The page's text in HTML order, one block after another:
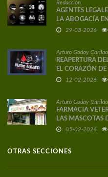
Redacción
AGENTES
LA ABOGACÍA
29-03-2026
Arturo Godoy Carilao
REAPERTURA
EL CORAZÓN DE
12-02-2026
Arturo Godoy Carilao
FARMACIA
LAS MASCOTAS
05-02-2026
OTRAS SECCIONES